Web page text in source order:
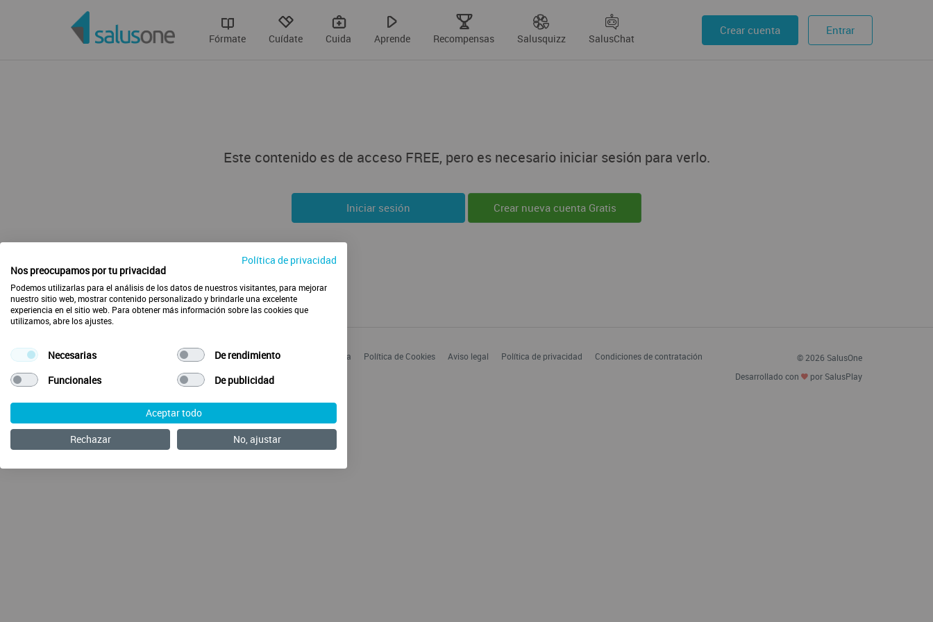
Fórmate Cuídate Cuida Aprende Recompensas Salusquizz SalusChat
Crear cuenta Entrar
Este contenido es de acceso FREE, pero es necesario iniciar sesión para verlo.
Iniciar sesión Crear nueva cuenta Gratis
Envía tus ideas Preguntas Frecuentes Acerca de SalusOne Enfermería Política de Cookies Aviso legal Política de privacidad Condiciones de contratación
© 2026 SalusOne
Desarrollado con
por SalusPlay
Política de privacidad
Nos preocupamos por tu privacidad
Podemos utilizarlas para el análisis de los datos de nuestros visitantes, para mejorar
nuestro sitio web, mostrar contenido personalizado y brindarle una excelente
experiencia en el sitio web. Para obtener más información sobre las cookies que
utilizamos, abre los ajustes.
Necesarias
De rendimiento
Funcionales
De publicidad
Aceptar todo
Rechazar
No, ajustar